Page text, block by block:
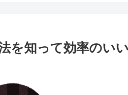
を知って効率のい